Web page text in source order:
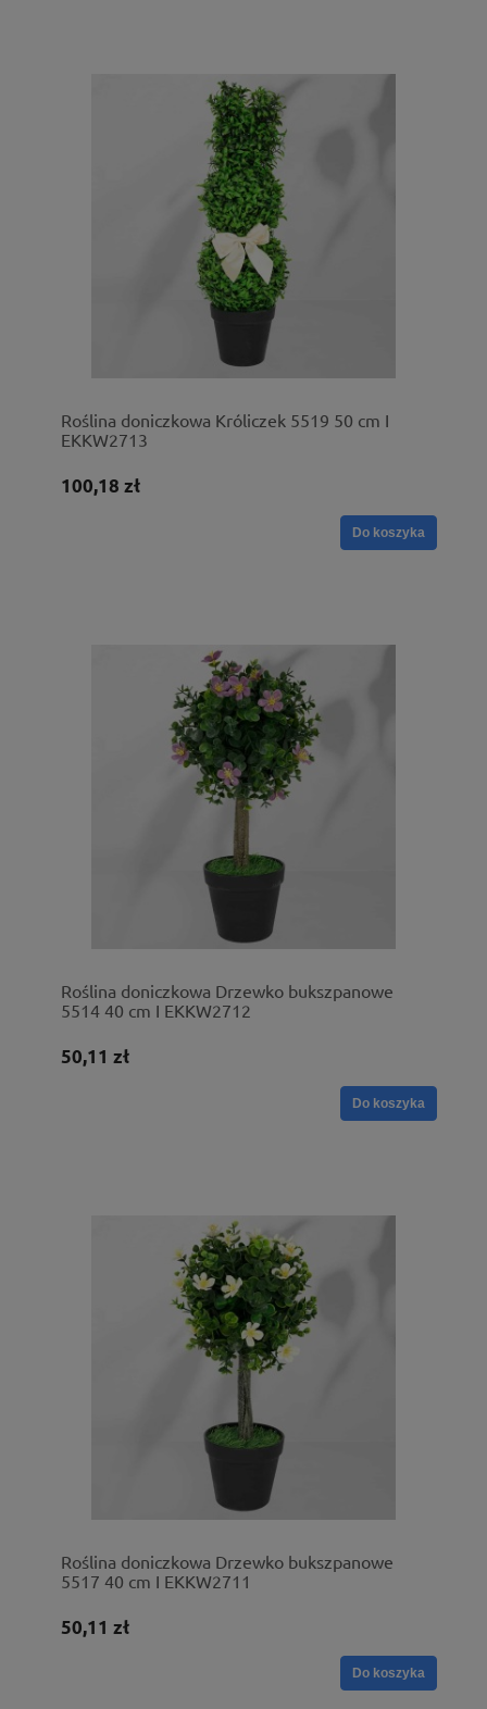
Roślina doniczkowa Króliczek 5519 50 cm I
EKKW2713
100,18 zł
Do koszyka
Roślina doniczkowa Drzewko bukszpanowe
5514 40 cm I EKKW2712
50,11 zł
Do koszyka
Roślina doniczkowa Drzewko bukszpanowe
5517 40 cm I EKKW2711
50,11 zł
Do koszyka